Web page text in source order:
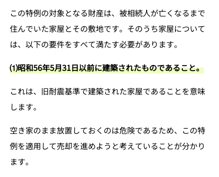
この特例の対象となる財産は、被相続人が亡くなるまで
住んでいた家屋とその敷地です。そのうち家屋について
は、以下の要件をすべて満たす必要があります。
⑴昭和56年5月31日以前に建築されたものであること。
これは、旧耐震基準で建築された家屋であることを意味
します。
空き家のまま放置しておくのは危険であるため、この特
例を適用して売却を進めようと考えていることが分かり
ます。